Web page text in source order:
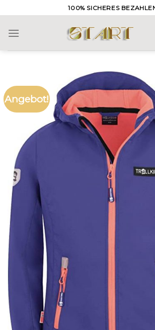
to
content
100% SICHERES
Angebot!